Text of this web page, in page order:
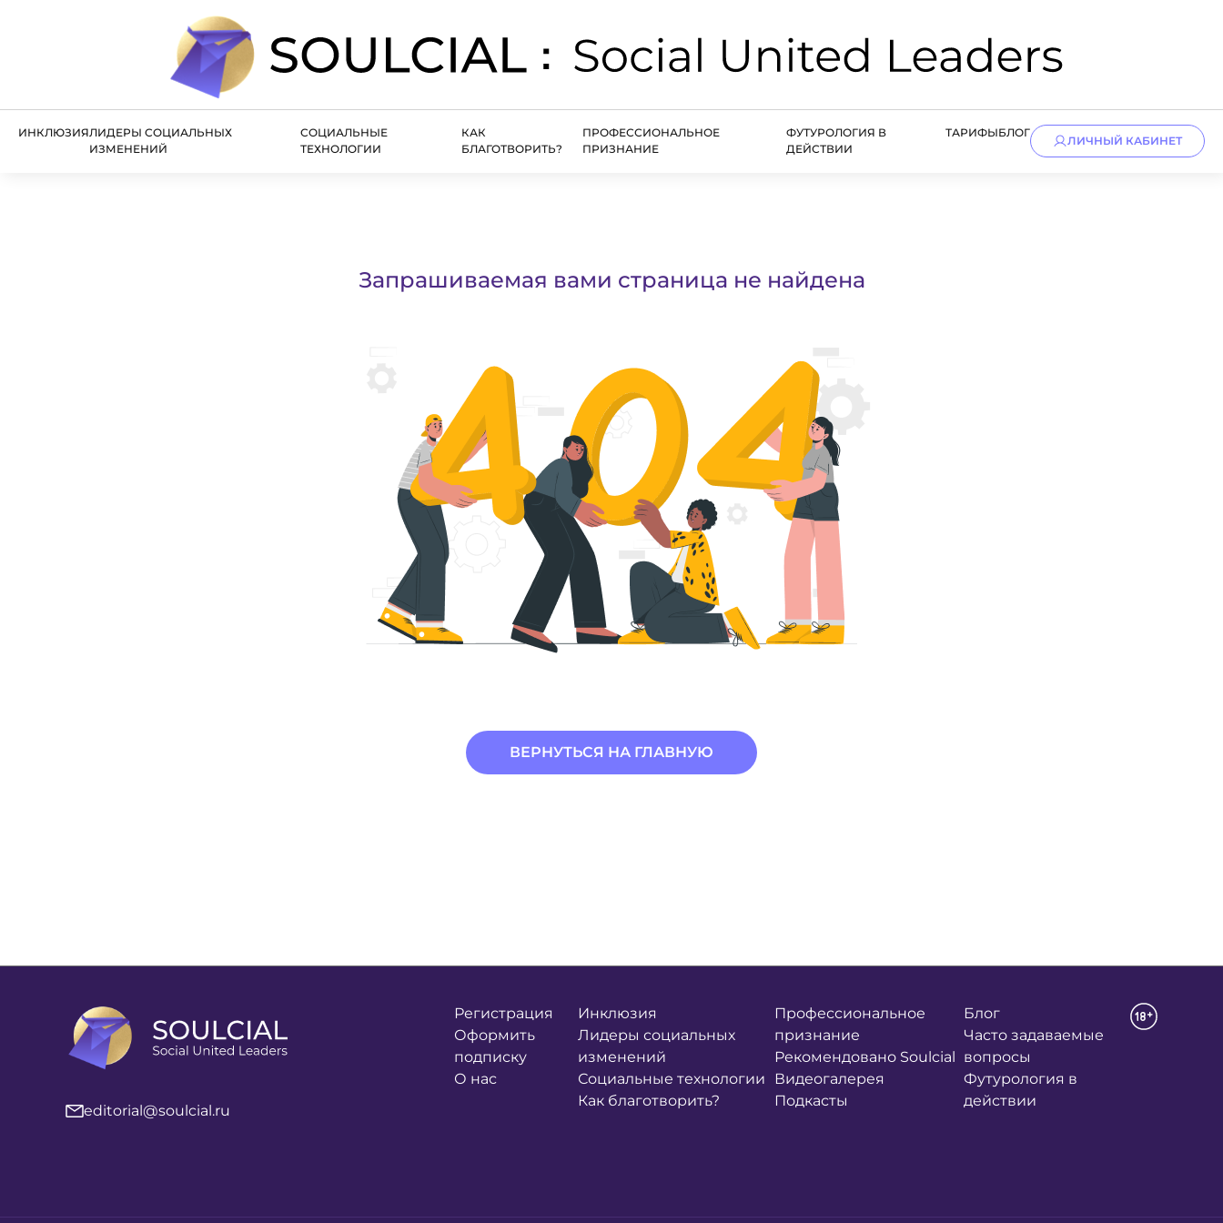
ИНКЛЮЗИЯЛИДЕРЫ СОЦИАЛЬНЫХ
ИЗМЕНЕНИЙ
СОЦИАЛЬНЫЕ
ТЕХНОЛОГИИ
КАК
БЛАГОТВОРИТЬ?
ПРОФЕССИОНАЛЬНОЕ
ПРИЗНАНИЕ
ФУТУРОЛОГИЯ В
ДЕЙСТВИИ
ТАРИФЫБЛОГ
ЛИЧНЫЙ КАБИНЕТ
Запрашиваемая вами страница не найдена
ВЕРНУТЬСЯ НА ГЛАВНУЮ
editorial@soulcial.ru
Регистрация
Оформить
подписку
О нас
Инклюзия
Лидеры социальных
изменений
Социальные технологии
Как благотворить?
Профессиональное
признание
Рекомендовано Soulcial
Видеогалерея
Подкасты
Блог
Часто задаваемые
вопросы
Футурология в
действии